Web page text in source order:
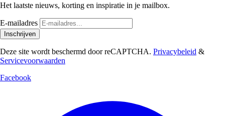
Het laatste nieuws, korting en inspiratie in je mailbox.
E-mailadres
Inschrijven
Deze site wordt beschermd door reCAPTCHA. Privacybeleid &
Servicevoorwaarden
Facebook